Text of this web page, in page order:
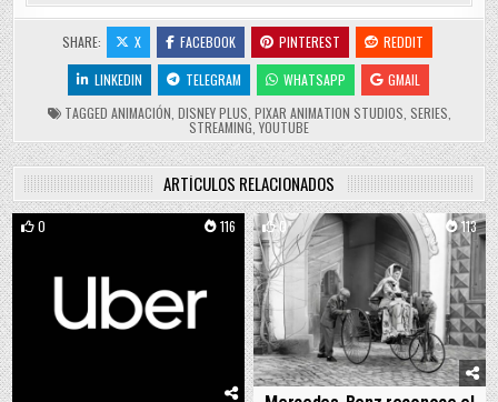
SHARE: X FACEBOOK PINTEREST
REDDIT
LINKEDIN
TELEGRAM WHATSAPP
GMAIL
TAGGED ANIMACIÓN DISNEY PLUS PIXAR ANIMATION STUDIOS SERIES
STREAMING ,YOUTUBE
ARTÍCULOS RELACIONADOS
0 116 0 113